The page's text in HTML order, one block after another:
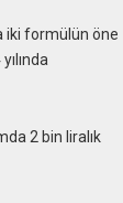
iki formülün öne
2 bin liralık